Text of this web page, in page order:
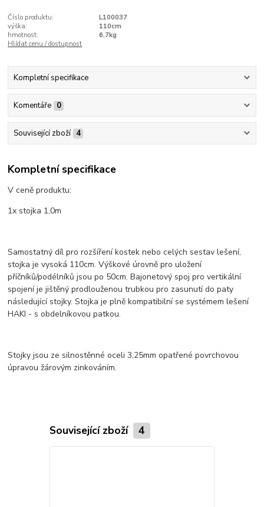
Číslo produktu:
L100037
výška:
110cm
hmotnost:
6,7kg
Hlídat cenu / dostupnost
Kompletní specifikace
Komentáře 0
Související zboží 4
Kompletní specifikace
V ceně produktu:
1x stojka 1,0m
Samostatný díl pro rozšíření kostek nebo celých sestav lešení,
stojka je vysoká 110cm. Výškové úrovně pro uložení
příčníků/podélníků jsou po 50cm. Bajonetový spoj pro vertikální
spojení je jištěný prodlouženou trubkou pro zasunutí do paty
následující stojky. Stojka je plně kompatibilní se systémem lešení
HAKI - s obdelníkovou patkou.
Stojky jsou ze silnostěnné oceli 3,25mm opatřené povrchovou
úpravou žárovým zinkováním.
Související zboží 4